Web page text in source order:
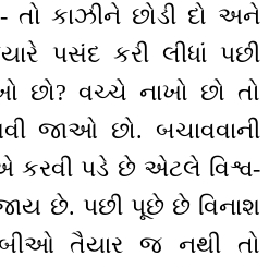
તો કાઝીને છોડી દો અને
પસંદ કરી લીધાં પછી
છો? વચ્ચે નાખો છો તો
જાઓ છો. બચાવવાની
કરવી પડે છે એટલે વિશ્વ-
છે. પછી પૂછે છે વિનાશ
તૈયાર જ નથી તો